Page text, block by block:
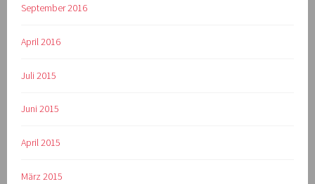
September 2016
April 2016
Juli 2015
Juni 2015
April 2015
März 2015